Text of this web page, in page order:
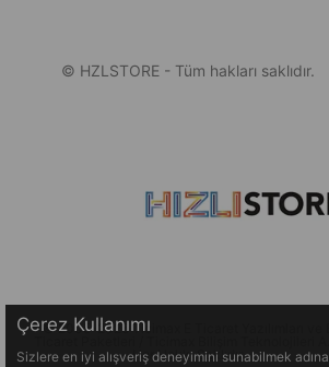
© HZLSTORE - Tüm hakları saklıdır.
© 2005-2026 Ticimax E Ticaret Yazılımları ve E
Her Hakkı Saklıdır.
Çerez Kullanımı
Sizlere en iyi alışveriş deneyimini sunabilmek adına